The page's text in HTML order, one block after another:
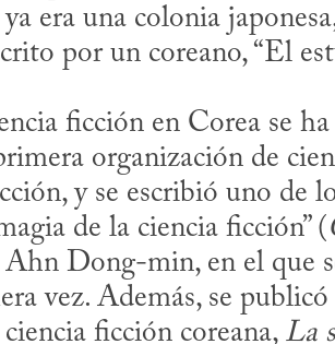
era una colonia
por un coreano, “El
organización de
y se escribió uno de
de la ciencia ficción” (
vez. Además, se publicó
ficción coreana, La